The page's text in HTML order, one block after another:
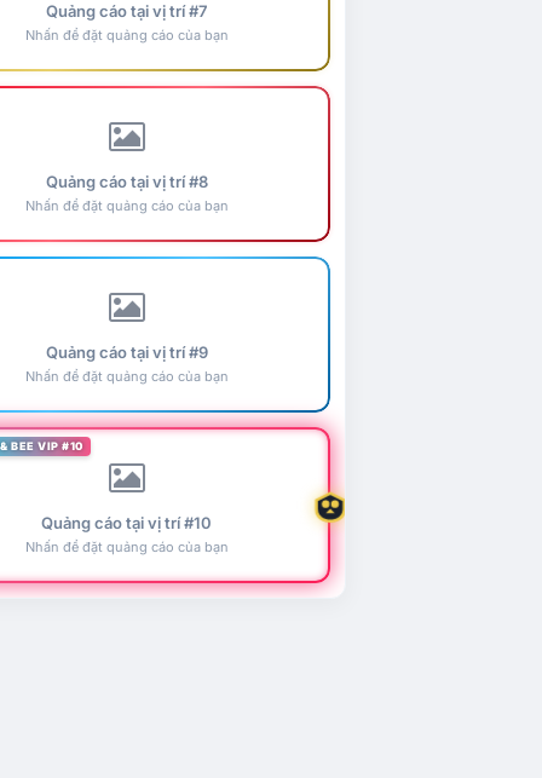
Quảng cáo tại vị trí #7
Nhấn để đặt quảng cáo của bạn
Quảng cáo tại vị trí #8
Nhấn để đặt quảng cáo của bạn
Quảng cáo tại vị trí #9
Nhấn để đặt quảng cáo của bạn
BEE VIP #10
Quảng cáo tại vị trí #10
Nhấn để đặt quảng cáo của bạn